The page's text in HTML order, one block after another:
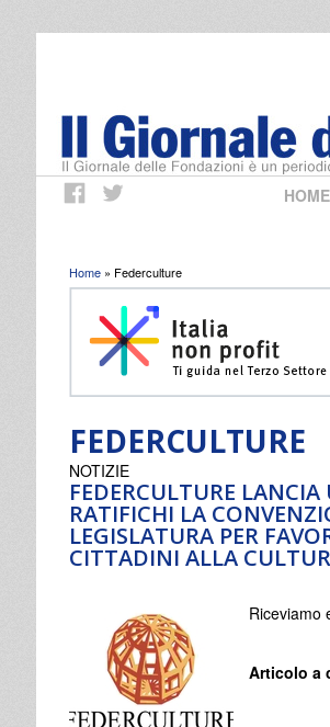
HOME
Tu sei qui
Home » Federculture
FEDERCULTURE
FEDERCULTURE
RATIFICHI LA
LEGISLATURA PER
CITTADINI ALLA
NOTIZIE
Riceviamo
Articolo a